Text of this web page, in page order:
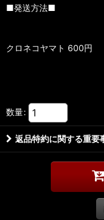
■発送方法■
クロネコヤマト 600円
数量:
返品特約に関する重要